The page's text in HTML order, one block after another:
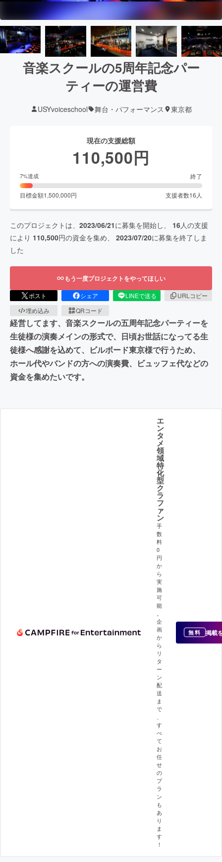
音楽スクールの5周年記念パー
ティーの運営費
USYvoiceschool 舞台・パフォーマンス 東京都
現在の支援総額
110,500円
7%達成 終了
目標金額1,500,000円 支援者数16 人
このプロジェクトは、 2023/06/21に募集を開始し、 16人の支援
により 110,500円の資金を集め、 2023/07/20に募集を終了しま
した
もう一度プロジェクトをやってほしい
ポスト シェア LINEで送る
URLコピー
埋め込み
QRコード
経営してます、音楽スクールの五周年記念パーティーを
生徒様の演奏メインの形式で、日頃お世話になってる生
徒様へ感謝を込めて、ビルボード東京様で行うため、
ホール代やバンドの方への演奏費、ビュッフェ代などの
資金を集めたいです。
エ
ン
タ
メ
領
域
特
化
型
ク
ラ
フ
ァ
ン
手
数
料
0
円
か
ら
実
施
可
能
企
画
か
ら
リ
タ
ー
ン
配
送
ま
で
す
べ
て
お
任
せ
の
プ
ラ
ン
も
あ
り
ま
す
！
無料 掲載